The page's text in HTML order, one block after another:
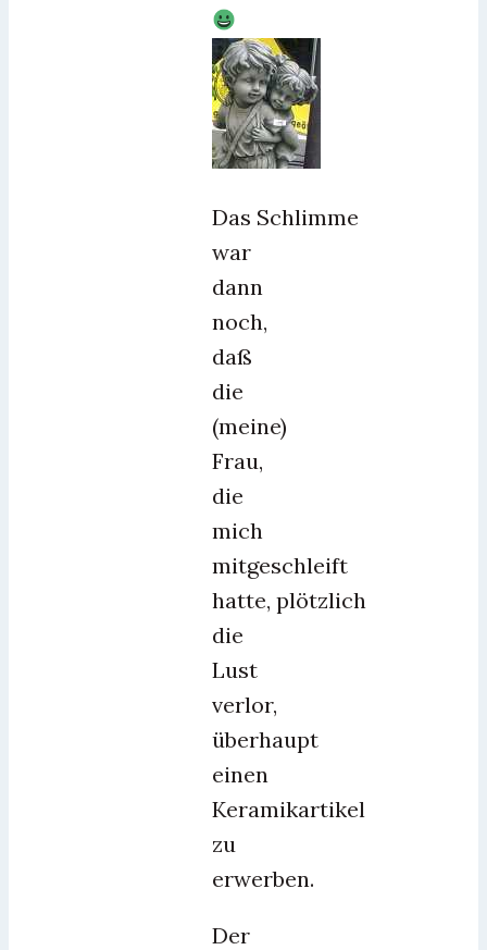
Das Schlimme
war
dann
noch,
daß
die
(meine)
Frau,
die
mich
mitgeschleift
hatte, plötzlich
die
Lust
verlor,
überhaupt
einen
Keramikartikel
zu
erwerben.
Der